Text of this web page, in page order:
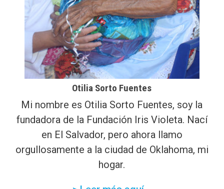
Otilia Sorto Fuentes
Mi nombre es Otilia Sorto Fuentes, soy la
fundadora de la Fundación Iris Violeta. Nací
en El Salvador, pero ahora llamo
orgullosamente a la ciudad de Oklahoma, mi
hogar.